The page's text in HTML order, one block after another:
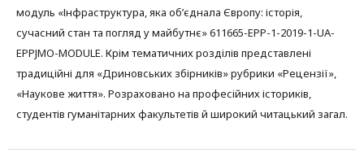
модуль «Інфраструктура, яка об’єднала Європу: історія,
сучасний стан та погляд у майбутнє» 611665-EPP-1-2019-1-UA-
EPPJMO-MODULE. Крім тематичних розділів представлені
традиційні для «Дриновських збірників» рубрики «Рецензії»,
«Наукове життя». Розраховано на професійних істориків,
студентів гуманітарних факультетів й широкий читацький загал.